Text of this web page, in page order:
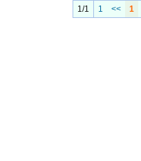
1/1 1 << 1